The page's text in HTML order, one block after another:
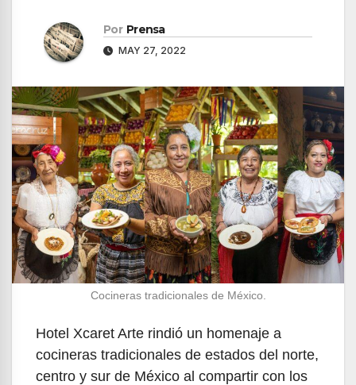
Por Prensa
MAY 27, 2022
Cocineras tradicionales de México.
Hotel Xcaret Arte rindió un homenaje a
cocineras tradicionales de estados del norte,
centro y sur de México al compartir con los